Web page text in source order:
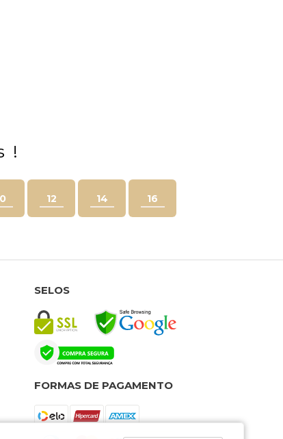
12 14 16
SELOS
FORMAS DE PAGAMENTO